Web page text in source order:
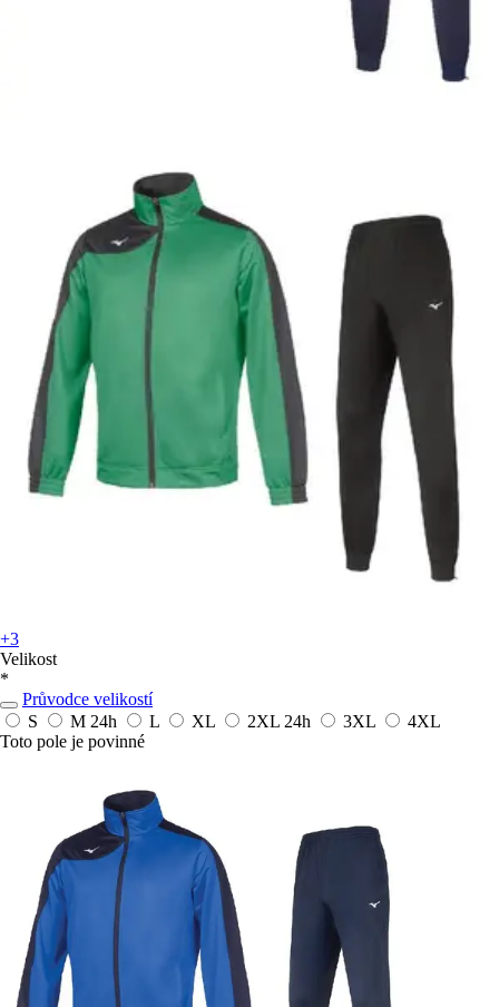
+3
Velikost
*
Průvodce velikostí
S
M 24h L XL 2XL 24h 3XL
4XL
Toto pole je povinné